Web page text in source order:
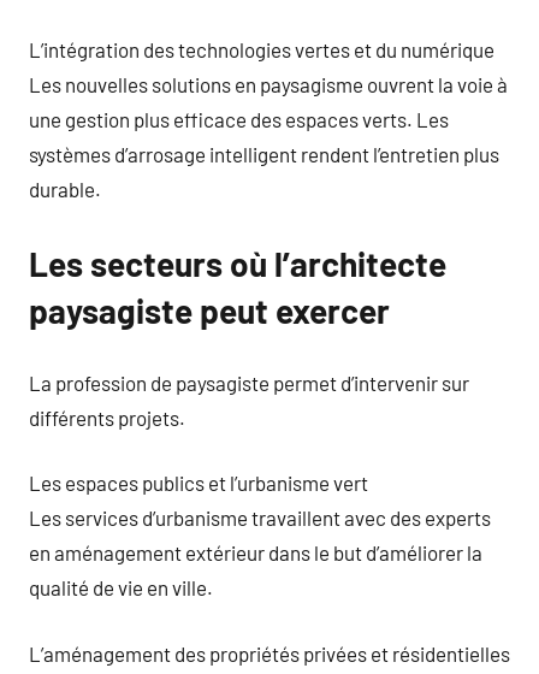
L’intégration des technologies vertes et du numérique
Les nouvelles solutions en paysagisme ouvrent la voie à
une gestion plus efficace des espaces verts. Les
systèmes d’arrosage intelligent rendent l’entretien plus
durable.
Les secteurs où l’architecte
paysagiste peut exercer
La profession de paysagiste permet d’intervenir sur
différents projets.
Les espaces publics et l’urbanisme vert
Les services d’urbanisme travaillent avec des experts
en aménagement extérieur dans le but d’améliorer la
qualité de vie en ville.
L’aménagement des propriétés privées et résidentielles